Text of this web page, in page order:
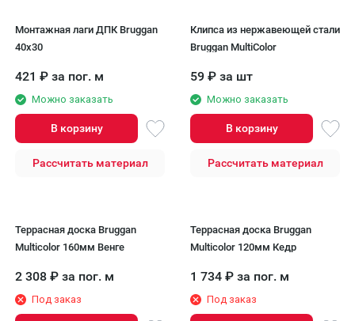
Монтажная лаги ДПК Bruggan
40x30
421 ₽ за пог. м
Можно заказать
В корзину
Рассчитать материал
Клипса из нержавеющей стали
Bruggan MultiColor
59 ₽ за шт
Можно заказать
В корзину
Рассчитать материал
Террасная доска Bruggan
Multicolor 160мм Венге
2 308 ₽ за пог. м
Под заказ
Террасная доска Bruggan
Multicolor 120мм Кедр
1 734 ₽ за пог. м
Под заказ